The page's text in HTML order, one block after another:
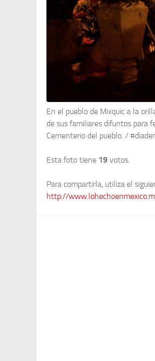
En el pueblo de Mixquic a la
de sus familiares difuntos para
Cementerio del pueblo. /
Esta foto tiene 19 votos.
Para compartirla, utiliza el
http://